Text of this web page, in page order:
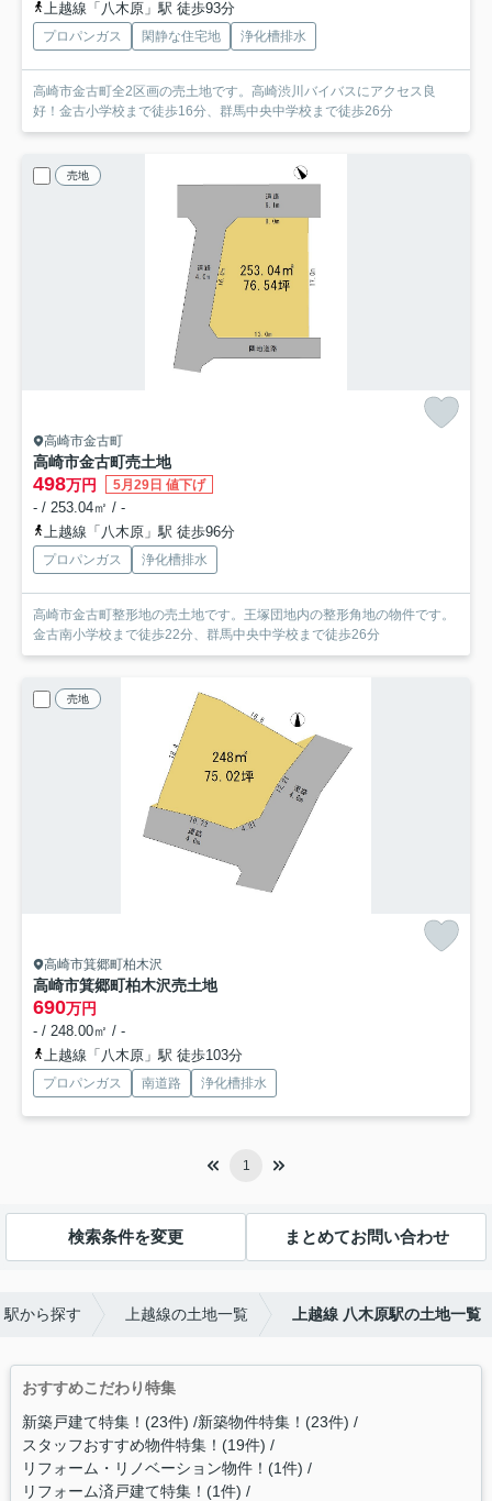
上越線「八木原」駅 徒歩93分
プロパンガス 閑静な住宅地 浄化槽排水
高崎市金古町全2区画の売土地です。高崎渋川バイバスにアクセス良
好！金古小学校まで徒歩16分、群馬中央中学校まで徒歩26分
売地
高崎市金古町
高崎市金古町売土地
498万円 5月29日 値下げ
- / 253.04㎡ / -
上越線「八木原」駅 徒歩96分
プロパンガス 浄化槽排水
高崎市金古町整形地の売土地です。王塚団地内の整形角地の物件です。
金古南小学校まで徒歩22分、群馬中央中学校まで徒歩26分
売地
高崎市箕郷町柏木沢
高崎市箕郷町柏木沢売土地
690万円
- / 248.00㎡ / -
上越線「八木原」駅 徒歩103分
プロパンガス 南道路 浄化槽排水
1
検索条件を変更 まとめてお問い合わせ
駅から探す 上越線の土地一覧 上越線 八木原駅の土地一覧
おすすめこだわり特集
新築戸建て特集！(23件) 新築物件特集！(23件)
スタッフおすすめ物件特集！(19件)
リフォーム・リノベーション物件！(1件)
リフォーム済戸建て特集！(1件)